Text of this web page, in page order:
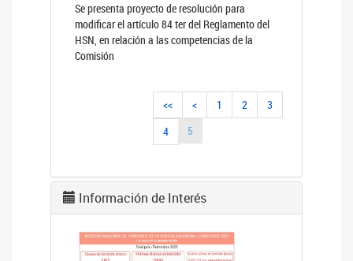
Se presenta proyecto de resolución para
modificar el artículo 84 ter del Reglamento del
HSN, en relación a las competencias de la
Comisión
<< < 1 2
3
4
5
Información de Interés